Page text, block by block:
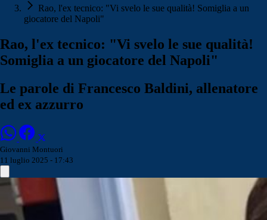
Rao, l'ex tecnico: "Vi svelo le sue qualità! Somiglia a un
giocatore del Napoli"
Rao, l'ex tecnico: "Vi svelo le sue qualità!
Somiglia a un giocatore del Napoli"
Le parole di Francesco Baldini, allenatore
ed ex azzurro
Giovanni Montuori
11 luglio 2025 - 17:43